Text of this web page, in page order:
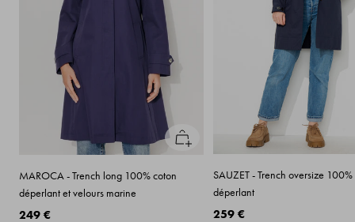
Apercu
MAROCA - Trench long 100% coton
déperlant et velours marine
249 €
SAUZET - Trench oversize
déperlant
259 €